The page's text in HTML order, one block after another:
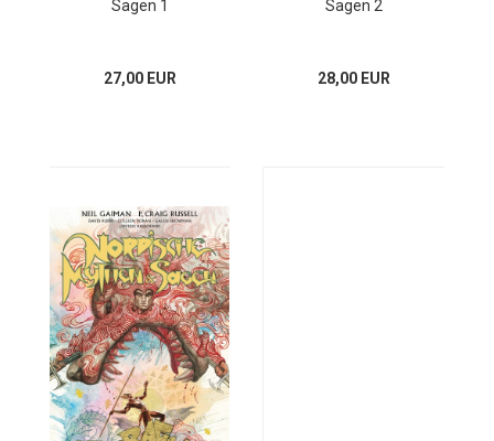
Sagen 1
27,00 EUR
Sagen 2
28,00 EUR